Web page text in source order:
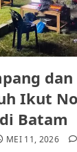
Ikut
Batam
MEI 11, 2026
Warga
Audiensi
Batam,
Resahkan
JULI 17, 2026
Tim
Berhenti